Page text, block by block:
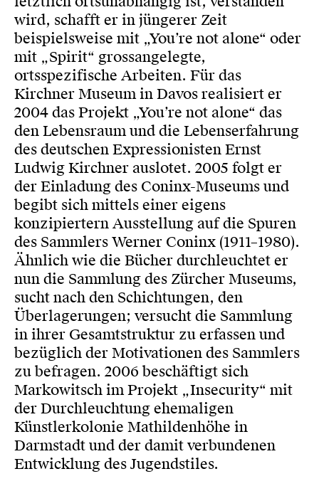
wird, schafft er in jüngerer Zeit
beispielsweise mit „You’re not alone“ oder
mit „Spirit“ grossangelegte,
ortsspezifische Arbeiten. Für das
Kirchner Museum in Davos realisiert er
2004 das Projekt „You’re not alone“ das
den Lebensraum und die Lebenserfahrung
des deutschen Expressionisten Ernst
Ludwig Kirchner auslotet. 2005 folgt er
der Einladung des Coninx-Museums und
begibt sich mittels einer eigens
konzipiertern Ausstellung auf die Spuren
des Sammlers Werner Coninx (1911–1980).
Ähnlich wie die Bücher durchleuchtet er
nun die Sammlung des Zürcher Museums,
sucht nach den Schichtungen, den
Überlagerungen; versucht die Sammlung
in ihrer Gesamtstruktur zu erfassen und
bezüglich der Motivationen des Sammlers
zu befragen. 2006 beschäftigt sich
Markowitsch im Projekt „Insecurity“ mit
der Durchleuchtung ehemaligen
Künstlerkolonie Mathildenhöhe in
Darmstadt und der damit verbundenen
Entwicklung des Jugendstiles.